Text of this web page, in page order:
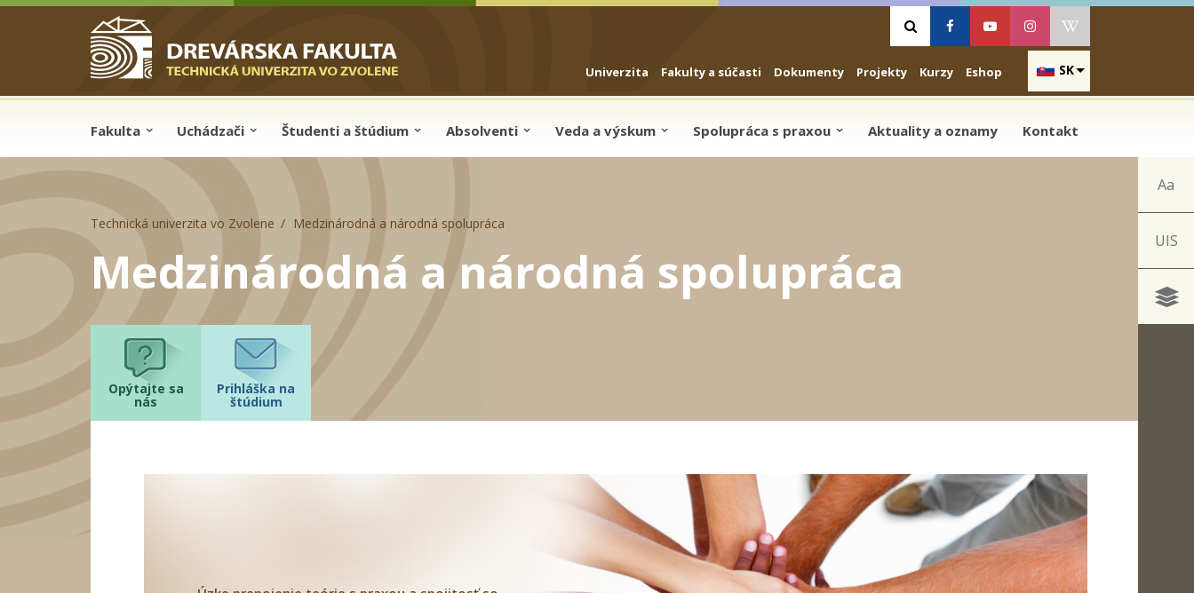
Skip to cookies
Skip to navigation
Skočiť na hlavný obsah
Vyhľadávanie
FacebookYoutubeInstagramWikipedia
SK
Univerzita Fakulty a súčasti Dokumenty Projekty Kurzy Eshop
Fakulta Uchádzači Študenti a štúdium Absolventi Veda a výskum Spolupráca s praxou Aktuality a oznamy Kontakt
Aa
UIS
Technická univerzita vo Zvolene Medzinárodná a národná spolupráca
Medzinárodná a národná spolupráca
Opýtajte sa
nás
Prihláška na
štúdium